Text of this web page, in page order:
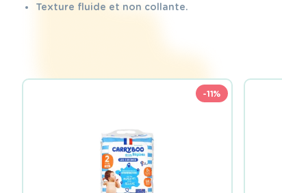
Texture fluide et non collante.
-11%